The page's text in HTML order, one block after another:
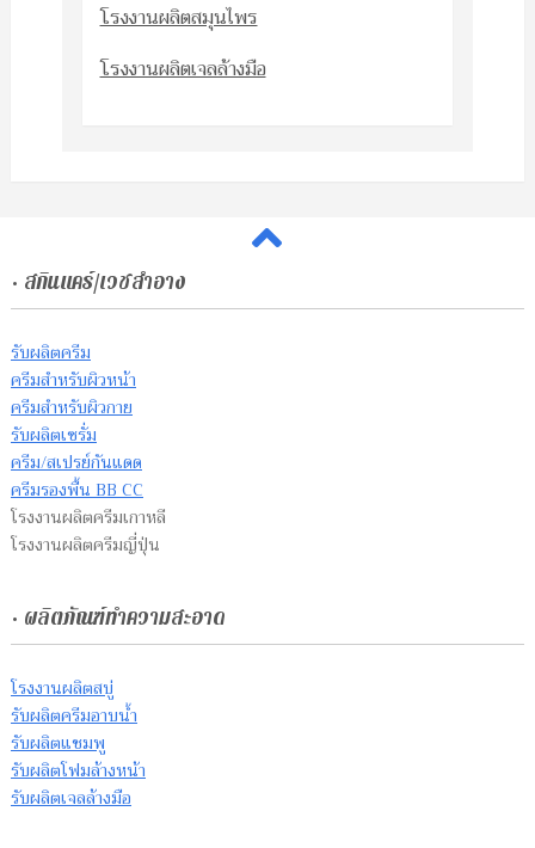
โรงงานผลิตสมุนไพร
โรงงานผลิตเจลล้างมือ
• สกินแคร์/เวชสำอาง
รับผลิตครีม
ครีมสำหรับผิวหน้า
ครีมสำหรับผิวกาย
รับผลิตเซรั่ม
ครีม/สเปรย์กันแดด
ครีมรองพื้น BB CC
โรงงานผลิตครีมเกาหลี
โรงงานผลิตครีมญี่ปุ่น
• ผลิตภัณฑ์ทำความสะอาด
โรงงานผลิตสบู่
รับผลิตครีมอาบน้ำ
รับผลิตแชมพู
รับผลิตโฟมล้างหน้า
รับผลิตเจลล้างมือ